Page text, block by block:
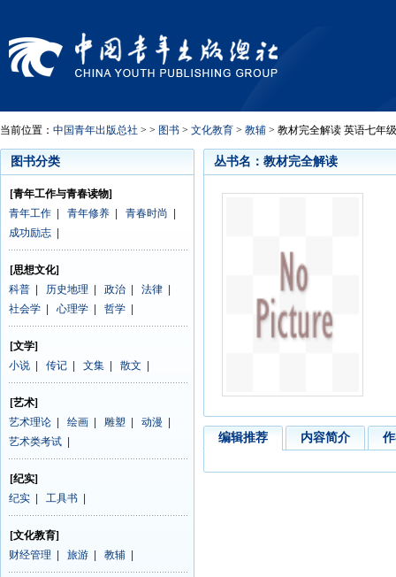
当前位置： 中国青年出版总社 > > 图书 > 文化教育 > 教辅 > 教材完全解读 英语七年
图书分类
[青年工作与青春读物]
青年工作
青年修养 青春时尚
成功励志
[思想文化]
科普
历史地理 政治 法律
社会学
心理学 哲学
[文学]
小说
传记 文集 散文
[艺术]
艺术理论
绘画 雕塑 动漫
艺术类考试
[纪实]
纪实
工具书
[文化教育]
财经管理
旅游 教辅
丛书名：教材完全解读
编辑推荐 内容简介